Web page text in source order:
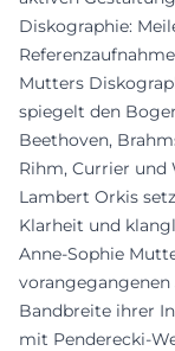
Diskographie:
Mutters
spiegelt den
Beethoven,
Rihm, Currier und
Lambert Orkis
Klarheit und
Anne-Sophie
Bandbreite ihrer
mit Penderecki-